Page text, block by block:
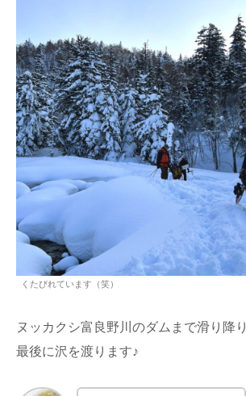
くたびれています（笑）
ヌッカクシ富良野川のダムまで滑り降り
最後に沢を渡ります♪